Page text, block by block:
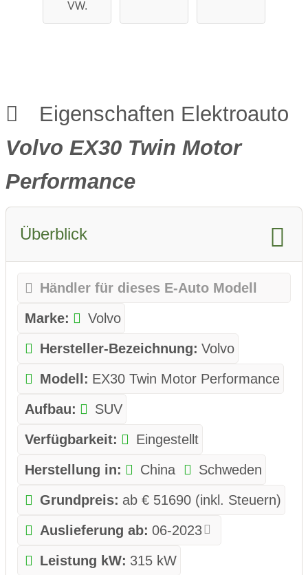
VW.
Eigenschaften Elektroauto
Volvo EX30 Twin Motor
Performance
Überblick
Händler für dieses E-Auto Modell
Marke:
Volvo
Hersteller-Bezeichnung: Volvo
Modell: EX30 Twin Motor Performance
Aufbau:
SUV
Verfügbarkeit:
Eingestellt
Herstellung in:
China
Schweden
Grundpreis: ab € 51690 (inkl. Steuern)
Auslieferung ab: 06-2023
Leistung kW: 315 kW